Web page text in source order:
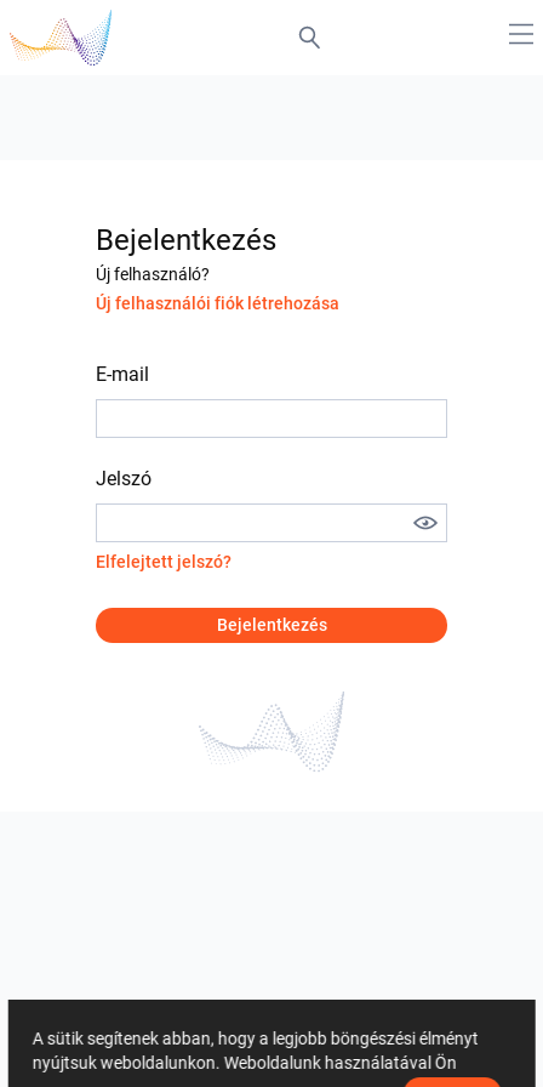
Bejelentkezés
Új felhasználó?
Új felhasználói fiók létrehozása
E-mail
Jelszó
Elfelejtett jelszó?
Bejelentkezés
A sütik segítenek abban, hogy a legjobb böngészési élményt
nyújtsuk weboldalunkon. Weboldalunk használatával Ön